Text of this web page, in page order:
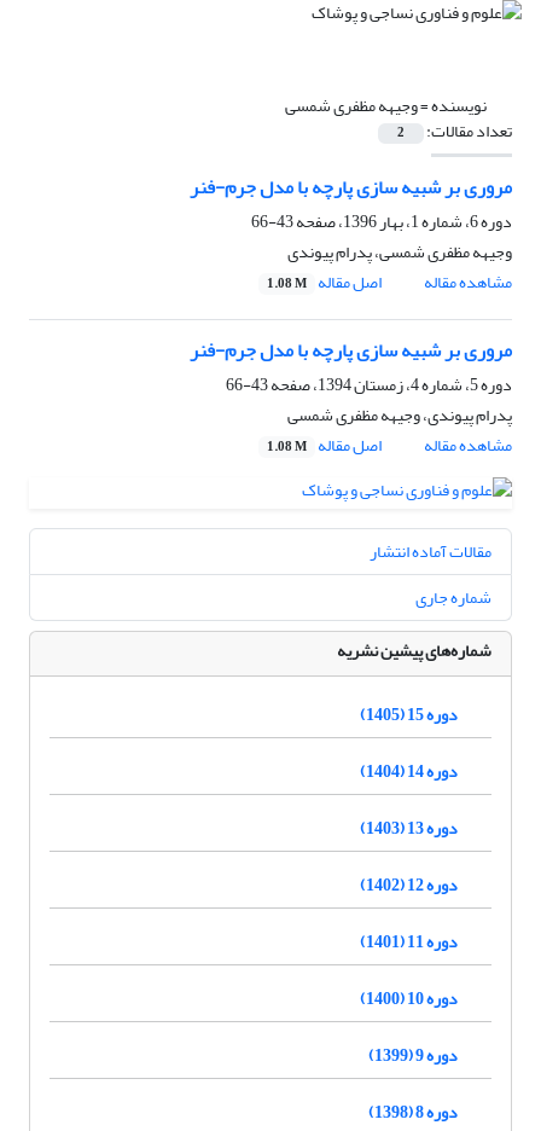
نویسنده =وجیهه مظفری شمسی
تعداد مقالات: 2
مروری بر شبیه سازی پارچه با مدل جرم-فنر
دوره 6، شماره 1، بهار 1396، صفحه
43-66
وجیهه مظفری شمسی، پدرام پیوندی
مشاهده مقاله
اصل مقاله 1.08 M
مروری بر شبیه سازی پارچه با مدل جرم-فنر
دوره 5، شماره 4، زمستان 1394، صفحه
43-66
پدرام پیوندی، وجیهه مظفری شمسی
مشاهده مقاله
اصل مقاله 1.08 M
مقالات آماده انتشار
شماره جاری
شماره‌های پیشین نشریه
دوره 15 (1405)
دوره 14 (1404)
دوره 13 (1403)
دوره 12 (1402)
دوره 11 (1401)
دوره 10 (1400)
دوره 9 (1399)
دوره 8 (1398)